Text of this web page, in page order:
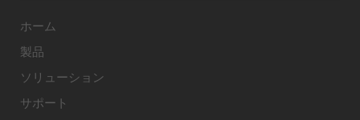
ホーム
製品
ソリューション
サポート